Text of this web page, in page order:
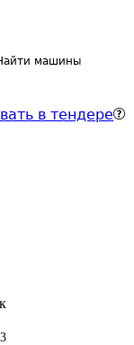
машины
в тендере